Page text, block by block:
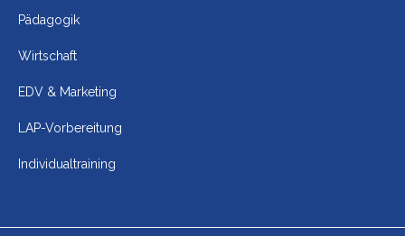
Pädagogik
Wirtschaft
EDV & Marketing
LAP-Vorbereitung
Individualtraining